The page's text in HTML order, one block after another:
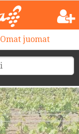
Omat juomat